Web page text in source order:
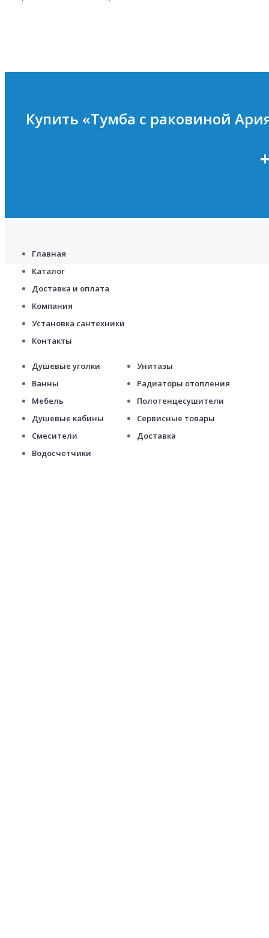
Купить «Тумба с раковиной
Главная
Каталог
Доставка и оплата
Компания
Установка сантехники
Контакты
Душевые уголки
Ванны
Мебель
Душевые кабины
Смесители
Водосчетчики
Унитазы
Радиаторы отопления
Полотенцесушители
Сервисные товары
Доставка